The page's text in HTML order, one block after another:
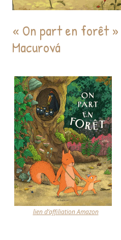
« On part en forêt
Macurová
lien d’affiliation Amazon